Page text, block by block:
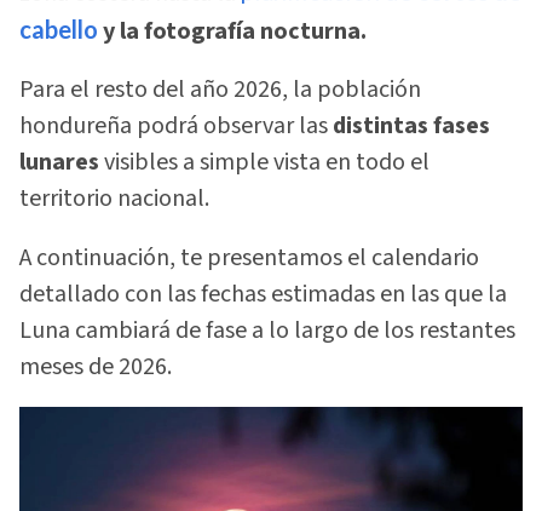
cabello y la fotografía nocturna.
Para el resto del año 2026, la población
hondureña podrá observar lasdistintas fases
lunaresvisibles a simple vista en todo el
territorio nacional.
A continuación, te presentamos el calendario
detallado con las fechas estimadas en las que la
Luna cambiará de fase a lo largo de los restantes
meses de 2026.